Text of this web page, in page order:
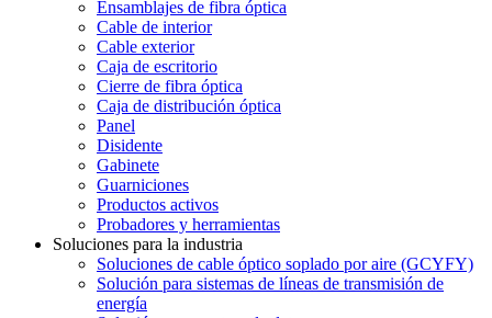
Ensamblajes de fibra óptica
Cable de interior
Cable exterior
Caja de escritorio
Cierre de fibra óptica
Caja de distribución óptica
Panel
Disidente
Gabinete
Guarniciones
Productos activos
Probadores y herramientas
Soluciones para la industria
Soluciones de cable óptico soplado por aire (GCYFY)
Solución para sistemas de líneas de transmisión de
energía